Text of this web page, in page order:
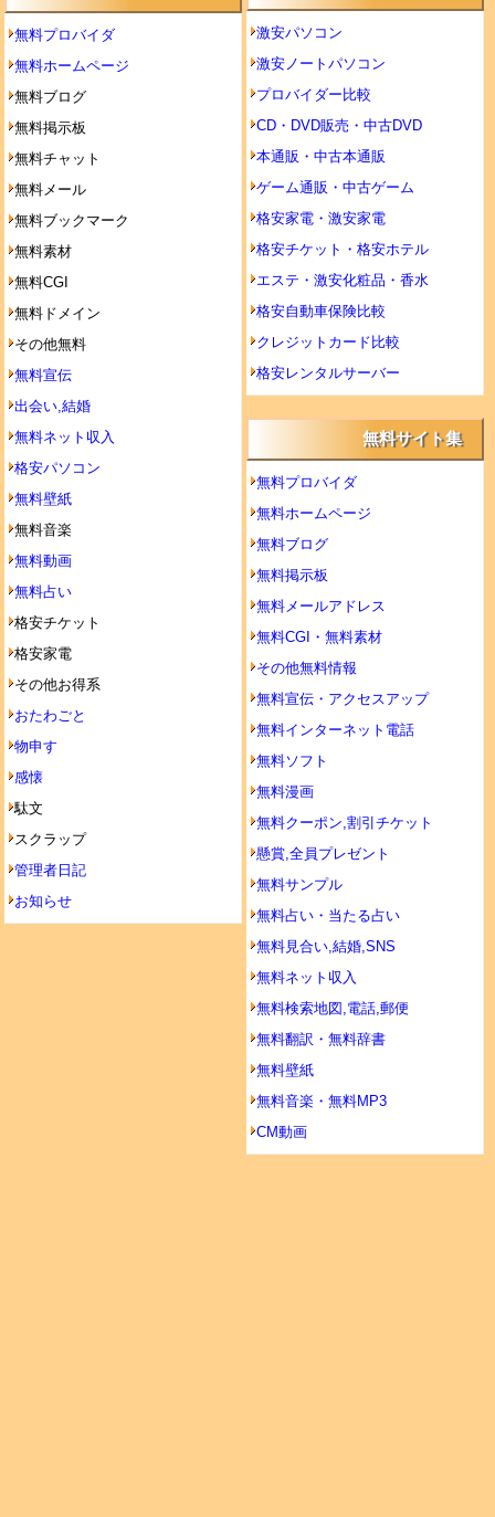
無料プロバイダ
無料ホームページ
無料ブログ
無料掲示板
無料チャット
無料メール
無料ブックマーク
無料素材
無料CGI
無料ドメイン
その他無料
無料宣伝
出会い,結婚
無料ネット収入
格安パソコン
無料壁紙
無料音楽
無料動画
無料占い
格安チケット
格安家電
その他お得系
おたわごと
物申す
感懐
駄文
スクラップ
管理者日記
お知らせ
激安パソコン
激安ノートパソコン
プロバイダー比較
CD・DVD販売・中古DVD
本通販・中古本通販
ゲーム通販・中古ゲーム
格安家電・激安家電
格安チケット・格安ホテル
エステ・激安化粧品・香水
格安自動車保険比較
クレジットカード比較
格安レンタルサーバー
無料サイト集
無料プロバイダ
無料ホームページ
無料ブログ
無料掲示板
無料メールアドレス
無料CGI・無料素材
その他無料情報
無料宣伝・アクセスアップ
無料インターネット電話
無料ソフト
無料漫画
無料クーポン,割引チケット
懸賞,全員プレゼント
無料サンプル
無料占い・当たる占い
無料見合い,結婚,SNS
無料ネット収入
無料検索地図,電話,郵便
無料翻訳・無料辞書
無料壁紙
無料音楽・無料MP3
CM動画